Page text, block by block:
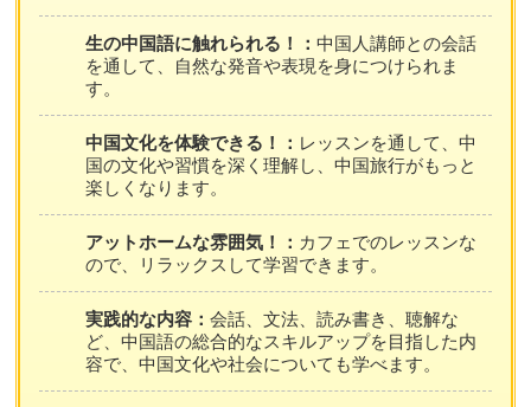
生の中国語に触れられる！：中国人講師との会話
を通して、自然な発音や表現を身につけられま
す。
中国文化を体験できる！： レッスンを通して、中
国の文化や習慣を深く理解し、中国旅行がもっと
楽しくなります。
アットホームな雰囲気！： カフェでのレッスンな
ので、リラックスして学習できます。
実践的な内容：会話、文法、読み書き、聴解な
ど、中国語の総合的なスキルアップを目指した内
容で、中国文化や社会についても学べます。